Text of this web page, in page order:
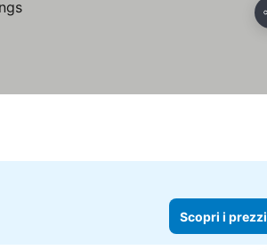
Scopri i prezzi